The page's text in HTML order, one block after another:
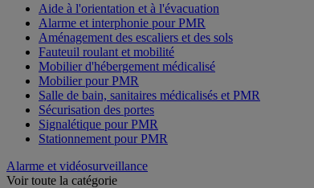
Aide à l'orientation et à l'évacuation
Alarme et interphonie pour PMR
Aménagement des escaliers et des sols
Fauteuil roulant et mobilité
Mobilier d'hébergement médicalisé
Mobilier pour PMR
Salle de bain, sanitaires médicalisés et PMR
Sécurisation des portes
Signalétique pour PMR
Stationnement pour PMR
Alarme et vidéosurveillance
Voir toute la catégorie